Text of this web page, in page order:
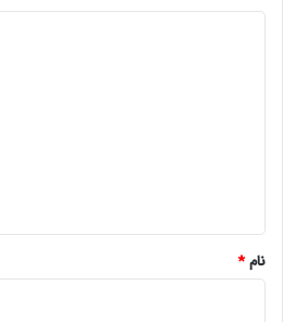
نام*